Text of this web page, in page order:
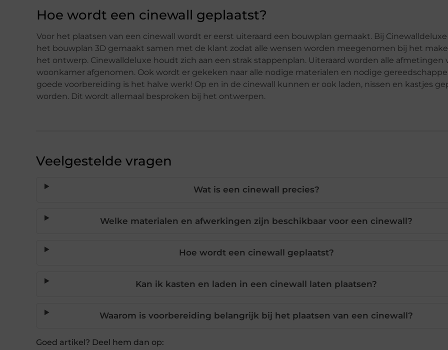
Hoe wordt een cinewall geplaatst?
Voor het plaatsen van een cinewall wordt er eerst uiteraard een bouwplan gemaakt. Bij
het bouwplan 3D gemaakt samen met de klant zodat alle wensen worden meegenomen bij het
het ontwerp. Cinewalldeluxe houdt zich aan een strak stappenplan. Uiteraard worden alle afmetingen
woonkamer afgenomen. Ook wordt er gekeken naar alle nodige materialen en nodige
goede voorbereiding is het halve werk! Op en in de cinewall kunnen er ook laden, nissen en kastjes
worden. Dit wordt allemaal besproken bij het ontwerpen.
Veelgestelde vragen
Wat is een cinewall precies?
Welke materialen en afwerkingen zijn beschikbaar voor een cinewall?
Hoe wordt een cinewall geplaatst?
Kan ik kasten en laden in een cinewall laten plaatsen?
Waarom is voorbereiding belangrijk bij het plaatsen van een cinewall?
Goed artikel? Deel hem dan op: